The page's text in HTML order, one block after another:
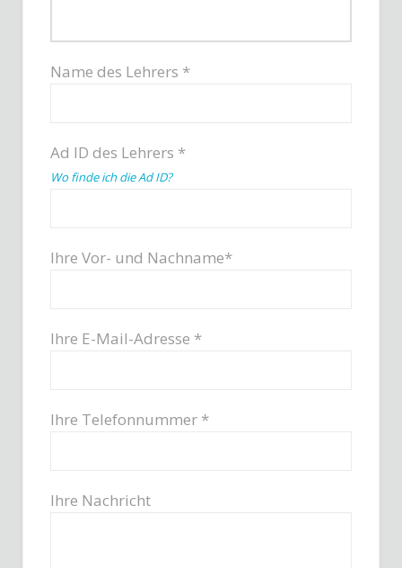
Name des Lehrers *
Ad ID des Lehrers *
Wo finde ich die Ad ID?
Ihre Vor- und Nachname*
Ihre E-Mail-Adresse *
Ihre Telefonnummer *
Ihre Nachricht